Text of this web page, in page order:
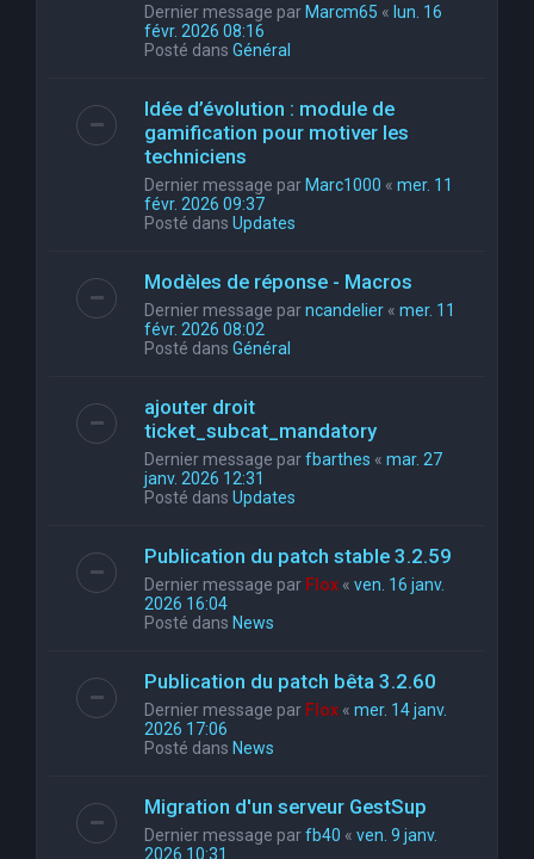
Dernier message parMarcm65 « lun. 16
févr. 2026 08:16
Posté dans Général
Idée d’évolution : module de
gamification pour motiver les
techniciens
Dernier message parMarc1000 « mer. 11
févr. 2026 09:37
Posté dans Updates
Modèles de réponse - Macros
Dernier message parncandelier « mer. 11
févr. 2026 08:02
Posté dans Général
ajouter droit
ticket_subcat_mandatory
Dernier message parfbarthes « mar. 27
janv. 2026 12:31
Posté dans Updates
Publication du patch stable 3.2.59
Dernier message par Flox « ven. 16 janv.
2026 16:04
Posté dans News
Publication du patch bêta 3.2.60
Dernier message par Flox « mer. 14 janv.
2026 17:06
Posté dans News
Migration d'un serveur GestSup
Dernier message parfb40 « ven. 9 janv.
2026 10:31